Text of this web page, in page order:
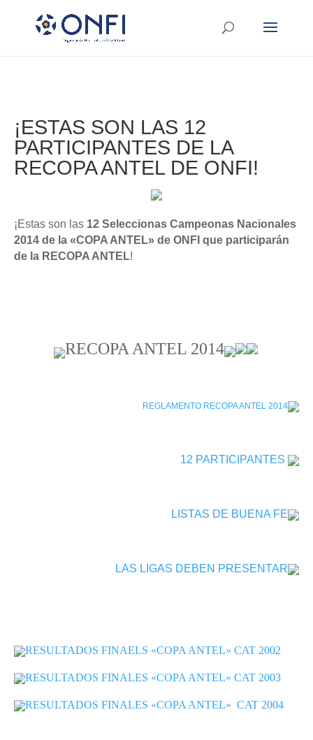
¡ESTAS SON LAS 12
PARTICIPANTES DE LA
RECOPA ANTEL DE ONFI!
¡Estas son las 12 Seleccionas Campeonas Nacionales
2014 de la «COPA ANTEL» de ONFI que participarán
de la RECOPA ANTEL!
RECOPA ANTEL 2014
REGLAMENTO RECOPA ANTEL 2014
12 PARTICIPANTES
LISTAS DE BUENA FE
LAS LIGAS DEBEN PRESENTAR
RESULTADOS FINAELS «COPA ANTEL» CAT 2002
RESULTADOS FINALES «COPA ANTEL» CAT 2003
RESULTADOS FINALES «COPA ANTEL» CAT 2004